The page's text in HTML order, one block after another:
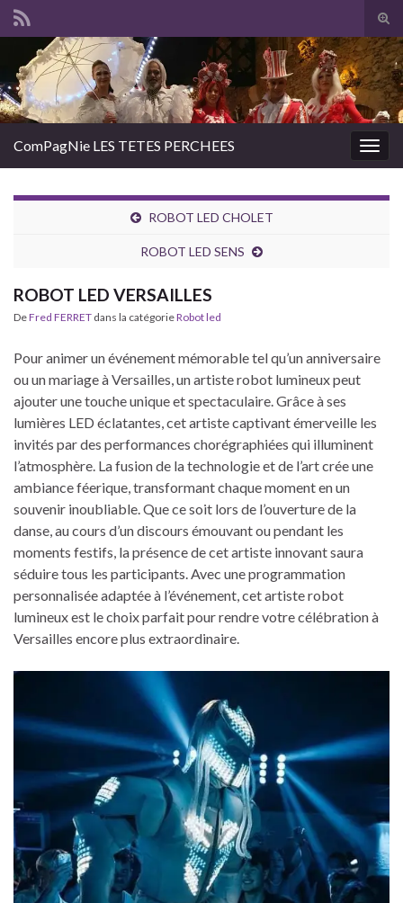
Search for:
ComPagNie LES TETES PERCHEES
ROBOT LED CHOLET
ROBOT LED SENS
ROBOT LED VERSAILLES
DeFred FERRET dans la catégorieRobot led
Pour animer un événement mémorable tel qu’un anniversaire
ou un mariage à Versailles, un artiste robot lumineux peut
ajouter une touche unique et spectaculaire. Grâce à ses
lumières LED éclatantes, cet artiste captivant émerveille les
invités par des performances chorégraphiées qui illuminent
l’atmosphère. La fusion de la technologie et de l’art crée une
ambiance féerique, transformant chaque moment en un
souvenir inoubliable. Que ce soit lors de l’ouverture de la
danse, au cours d’un discours émouvant ou pendant les
moments festifs, la présence de cet artiste innovant saura
séduire tous les participants. Avec une programmation
personnalisée adaptée à l’événement, cet artiste robot
lumineux est le choix parfait pour rendre votre célébration à
Versailles encore plus extraordinaire.